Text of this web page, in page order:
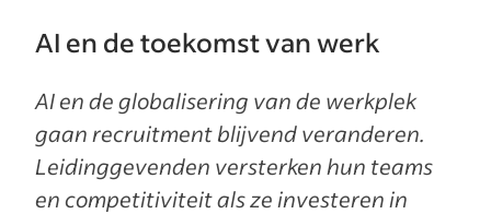
AI en de toekomst van werk
AI en de globalisering van de werkplek
gaan recruitment blijvend veranderen.
Leidinggevenden versterken hun teams
en competitiviteit als ze investeren in